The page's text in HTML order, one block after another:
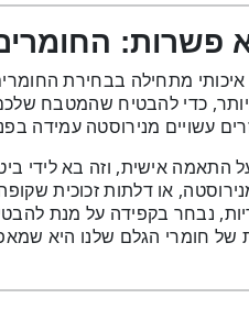
פשרות:
איכותי מתחילה בבחירת
כדי להבטיח שהמטבח
עשויים מנירוסטה עמידה
התאמה אישית, וזה בא לידי
או דלתות זכוכית
נבחר בקפידה על מנת
של חומרי הגלם שלנו היא